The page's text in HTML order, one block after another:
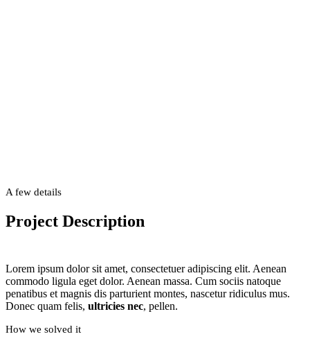
A few details
Project Description
Lorem ipsum dolor sit amet, consectetuer adipiscing elit. Aenean
commodo ligula eget dolor. Aenean massa. Cum sociis natoque
penatibus et magnis dis parturient montes, nascetur ridiculus mus.
Donec quam felis, ultricies nec, pellen.
How we solved it